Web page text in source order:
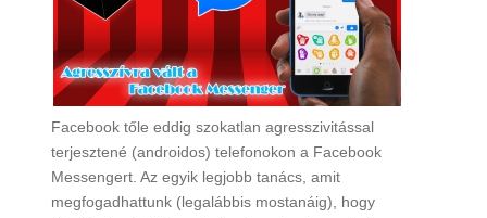
Facebook tőle eddig szokatlan agresszivitással
terjesztené (androidos) telefonokon a Facebook
Messengert. Az egyik legjobb tanács, amit
megfogadhattunk (legalábbis mostanáig), hogy